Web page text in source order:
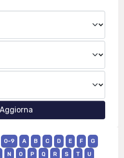
0-9 A B C D E F
G
N O P Q R S T
U